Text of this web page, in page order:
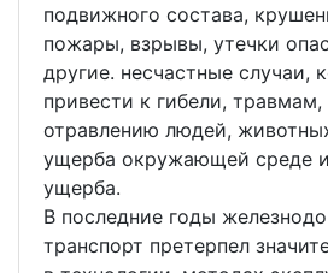
подвижного состава,
пожары, взрывы, утечки
другие. несчастные случаи,
привести к гибели,
отравлению людей,
ущерба окружающей среде
ущерба.
В последние годы
транспорт претерпел